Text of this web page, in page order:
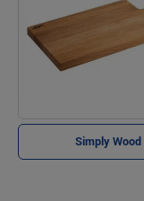
Simply Wood